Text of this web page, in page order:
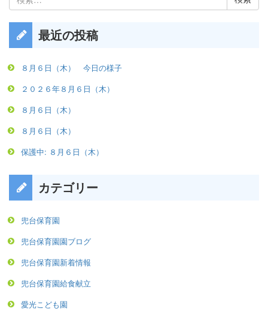
索:
最近の投稿
８月６日（木） 今日の様子
２０２６年８月６日（木）
８月６日（木）
８月６日（木）
保護中: ８月６日（木）
カテゴリー
兜台保育園
兜台保育園園ブログ
兜台保育園新着情報
兜台保育園給食献立
愛光こども園